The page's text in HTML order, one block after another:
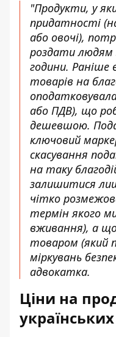
"Продукти, у
придатності
або овочі),
роздати людям
години. Раніше
товарів на
або ПДВ), що
дешевшою.
ключовий
скасування
на таку
залишитися
чітко
термін якого
вживання), а
товаром (який
міркувань
адвокатка.
Ціни на